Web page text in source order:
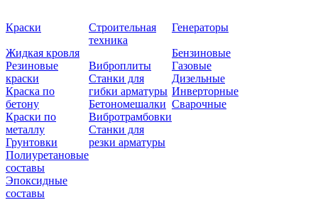
Краски
Жидкая кровля
Резиновые
краски
Краска по
бетону
Краски по
металлу
Грунтовки
Полиуретановые
составы
Эпоксидные
составы
Строительная
техника
Виброплиты
Станки для
гибки арматуры
Бетономешалки
Вибротрамбовки
Станки для
резки арматуры
Генераторы
Бензиновые
Газовые
Дизельные
Инверторные
Сварочные